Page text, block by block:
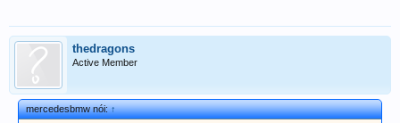
thedragons
Active Member
mercedesbmw nói:↑